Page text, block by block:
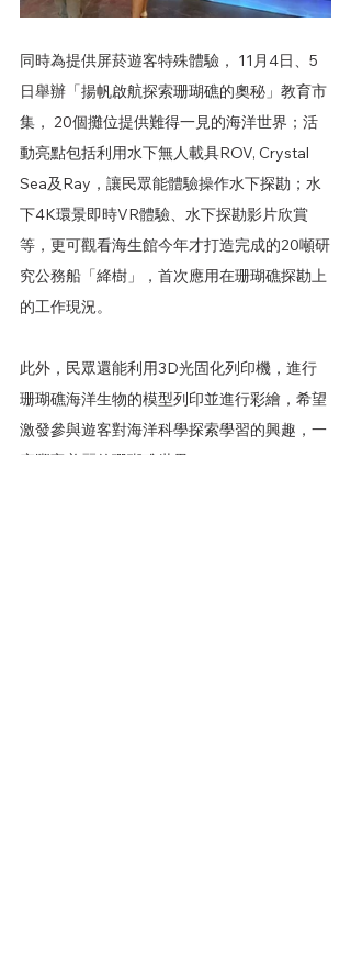
同時為提供屏菸遊客特殊體驗， 11月4日、5
日舉辦「揚帆啟航探索珊瑚礁的奧秘」教育市
集， 20個攤位提供難得一見的海洋世界；活
動亮點包括利用水下無人載具ROV, Crystal
Sea及Ray，讓民眾能體驗操作水下探勘；水
下4K環景即時VR體驗、水下探勘影片欣賞
等，更可觀看海生館今年才打造完成的20噸研
究公務船「絳樹」，首次應用在珊瑚礁探勘上
的工作現況。
此外，民眾還能利用3D光固化列印機，進行
珊瑚礁海洋生物的模型列印並進行彩繪，希望
激發參與遊客對海洋科學探索學習的興趣，一
窺豐富美麗的珊瑚礁世界。